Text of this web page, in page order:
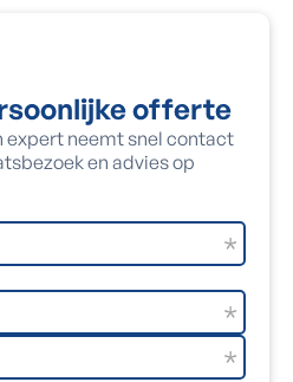
offerte
expert neemt snel contact
en advies op